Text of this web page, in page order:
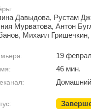
Давыдова, Рустам
Мурватова, Антон
Михаил
19
46 мин.
Домашний